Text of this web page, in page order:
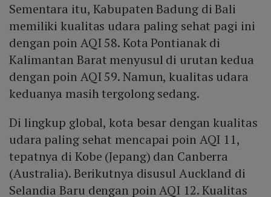
Sementara itu, Kabupaten Badung di Bali
memiliki kualitas udara paling sehat pagi ini
dengan poin AQI 58. Kota Pontianak di
Kalimantan Barat menyusul di urutan kedua
dengan poin AQI 59. Namun, kualitas udara
keduanya masih tergolong sedang.
Di lingkup global, kota besar dengan kualitas
udara paling sehat mencapai poin AQI 11,
tepatnya di Kobe (Jepang) dan Canberra
(Australia). Berikutnya disusul Auckland di
Selandia Baru dengan poin AQI 12. Kualitas